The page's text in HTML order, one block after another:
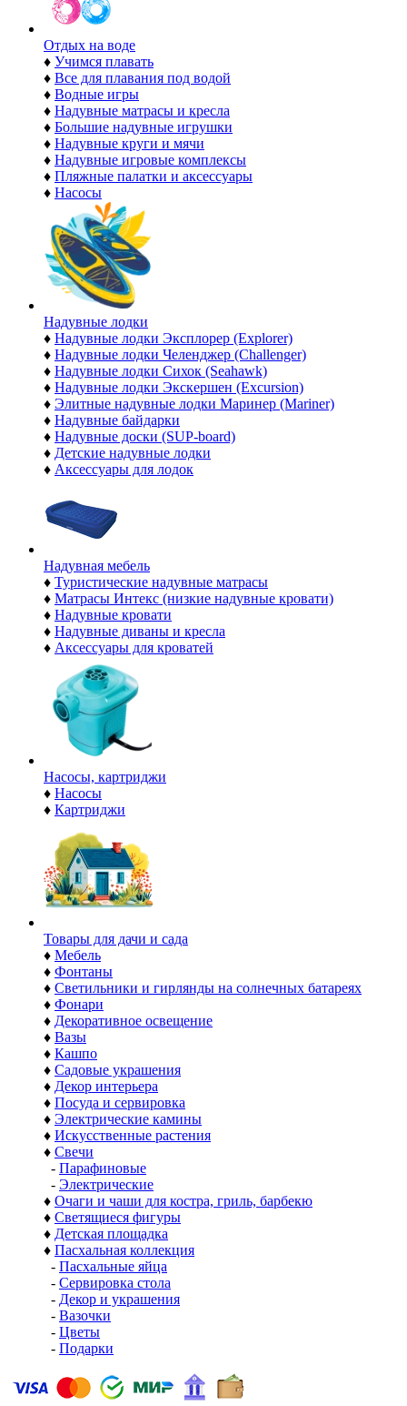
Отдых на воде
♦ Учимся плавать
♦ Все для плавания под водой
♦ Водные игры
♦ Надувные матрасы и кресла
♦ Большие надувные игрушки
♦ Надувные круги и мячи
♦ Надувные игровые комплексы
♦ Пляжные палатки и аксессуары
♦ Насосы
Надувные лодки
♦ Надувные лодки Эксплорер (Explorer)
♦ Надувные лодки Челенджер (Challenger)
♦ Надувные лодки Сихок (Seahawk)
♦ Надувные лодки Экскершен (Excursion)
♦ Элитные надувные лодки Маринер (Mariner)
♦ Надувные байдарки
♦ Надувные доски (SUP-board)
♦ Детские надувные лодки
♦ Аксессуары для лодок
Надувная мебель
♦ Туристические надувные матрасы
♦ Матрасы Интекс (низкие надувные кровати)
♦ Надувные кровати
♦ Надувные диваны и кресла
♦ Аксессуары для кроватей
Насосы, картриджи
♦ Насосы
♦ Картриджи
Товары для дачи и сада
♦ Мебель
♦ Фонтаны
♦ Светильники и гирлянды на солнечных батареях
♦ Фонари
♦ Декоративное освещение
♦ Вазы
♦ Кашпо
♦ Садовые украшения
♦ Декор интерьера
♦ Посуда и сервировка
♦ Электрические камины
♦ Искусственные растения
♦ Свечи
- Парафиновые
- Электрические
♦ Очаги и чаши для костра, гриль, барбекю
♦ Светящиеся фигуры
♦ Детская площадка
♦ Пасхальная коллекция
- Пасхальные яйца
- Сервировка стола
- Декор и украшения
- Вазочки
- Цветы
- Подарки